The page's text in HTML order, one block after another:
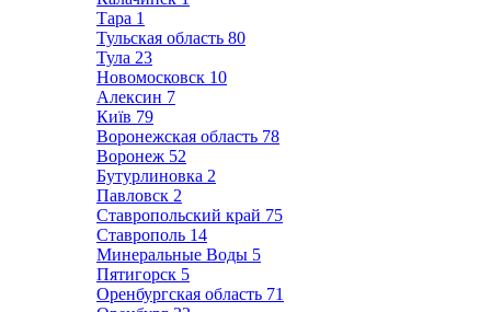
Тара 1
Тульская область 80
Тула 23
Новомосковск 10
Алексин 7
Київ 79
Воронежская область 78
Воронеж 52
Бутурлиновка 2
Павловск 2
Ставропольский край 75
Ставрополь 14
Минеральные Воды 5
Пятигорск 5
Оренбургская область 71